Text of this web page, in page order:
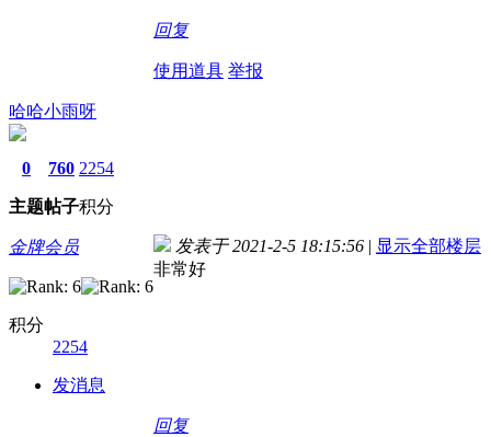
回复
使用道具 举报
哈哈小雨呀
0
主题
760
帖子
2254
积分
金牌会员
积分
2254
发消息
发表于 2021-2-5 18:15:56 | 显示全部楼层
非常好
回复